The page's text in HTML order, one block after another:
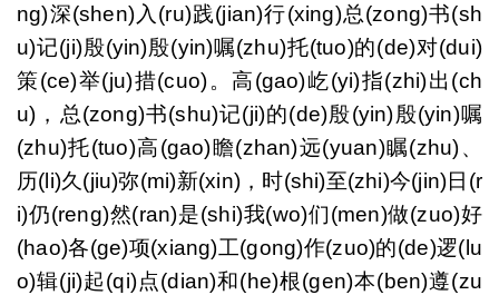
ng)深(shen)入(ru)践(jian)行(xing)总(zong)书(sh
u)记(ji)殷(yin)殷(yin)嘱(zhu)托(tuo)的(de)对(dui)
策(ce)举(ju)措(cuo)。高(gao)屹(yi)指(zhi)出(ch
u)，总(zong)书(shu)记(ji)的(de)殷(yin)殷(yin)嘱
(zhu)托(tuo)高(gao)瞻(zhan)远(yuan)瞩(zhu)、
历(li)久(jiu)弥(mi)新(xin)，时(shi)至(zhi)今(jin)日(r
i)仍(reng)然(ran)是(shi)我(wo)们(men)做(zuo)好
(hao)各(ge)项(xiang)工(gong)作(zuo)的(de)逻(lu
o)辑(ji)起(qi)点(dian)和(he)根(gen)本(ben)遵(zu